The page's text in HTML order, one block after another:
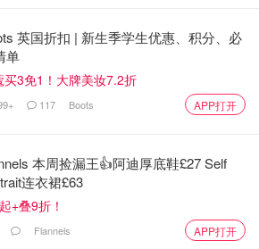
于@ TENA，版权属于原作者
英国折扣 | 新生季学生优惠、积分、必
单
买3免1！大牌美妆7.2折
117 Boots APP打开
本周捡漏王👍阿迪厚底鞋£27 Self
连衣裙£63
+叠9折！
Flannels APP打开